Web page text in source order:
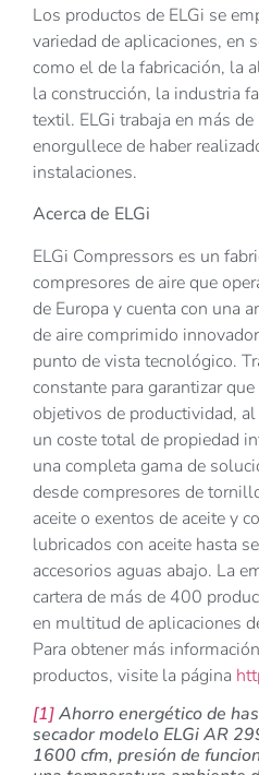
Los productos de ELGi se
variedad de aplicaciones, en
como el de la fabricación, la
la construcción, la industria
textil. ELGi trabaja en más
enorgullece de haber
instalaciones.
Acerca de ELGi
ELGi Compressors es un
compresores de aire que
de Europa y cuenta con una
de aire comprimido
punto de vista tecnológico.
constante para garantizar
objetivos de productividad,
un coste total de propiedad
una completa gama de
desde compresores de
aceite o exentos de aceite y
lubricados con aceite hasta
accesorios aguas abajo. La
cartera de más de 400
en multitud de aplicaciones
Para obtener más
productos, visite la página
[1]Ahorro energético de
secador modelo ELGi AR
1600 cfm, presión de